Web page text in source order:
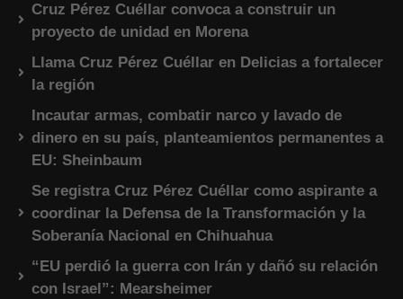
Cruz Pérez Cuéllar convoca a construir un
proyecto de unidad en Morena
Llama Cruz Pérez Cuéllar en Delicias a fortalecer
la región
Incautar armas, combatir narco y lavado de
dinero en su país, planteamientos permanentes a
EU: Sheinbaum
Se registra Cruz Pérez Cuéllar como aspirante a
coordinar la Defensa de la Transformación y la
Soberanía Nacional en Chihuahua
“EU perdió la guerra con Irán y dañó su relación
con Israel”: Mearsheimer